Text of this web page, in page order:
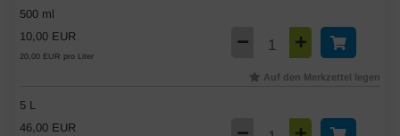
500 ml
10,00 EUR
20,00 EUR pro Liter
Auf den Merkzettel legen
5 L
46,00 EUR